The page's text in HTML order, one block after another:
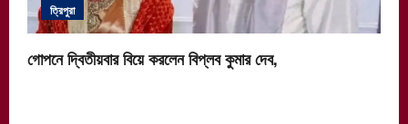
ত্রিপুরা
গোপনে দ্বিতীয়বার বিয়ে করলেন বিপ্লব কুমার দেব,